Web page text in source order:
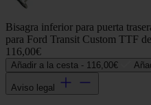
Bisagra inferior para puerta
para Ford Transit Custom TTF
116,00€
Añadir a la cesta - 116,00€
Aviso legal